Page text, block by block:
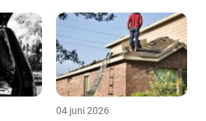
04 juni 2026